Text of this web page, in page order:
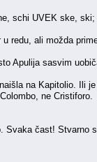
schi UVEK ske, ski;
u redu, ali možda
Apulija sasvim
na Kapitolio. Ili
ne Cristiforo.
Svaka čast! Stvarno